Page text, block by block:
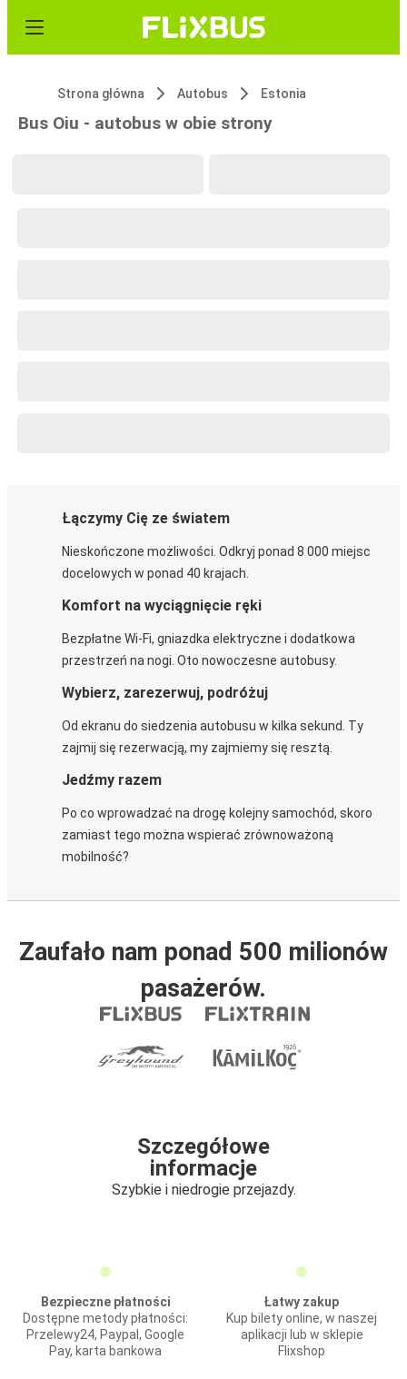
Strona główna Autobus Estonia
Bus Oiu - autobus w obie strony
Łączymy Cię ze światem
Nieskończone możliwości. Odkryj ponad 8 000 miejsc
docelowych w ponad 40 krajach.
Komfort na wyciągnięcie ręki
Bezpłatne Wi-Fi, gniazdka elektryczne i dodatkowa
przestrzeń na nogi. Oto nowoczesne autobusy.
Wybierz, zarezerwuj, podróżuj
Od ekranu do siedzenia autobusu w kilka sekund. Ty
zajmij się rezerwacją, my zajmiemy się resztą.
Jedźmy razem
Po co wprowadzać na drogę kolejny samochód, skoro
zamiast tego można wspierać zrównoważoną
mobilność?
Zaufało nam ponad 500 milionów
pasażerów.
Szczegółowe
informacje
Szybkie i niedrogie przejazdy.
Bezpieczne płatności
Dostępne metody płatności:
Przelewy24, Paypal, Google
Pay, karta bankowa
Łatwy zakup
Kup bilety online, w naszej
aplikacji lub w sklepie
Flixshop